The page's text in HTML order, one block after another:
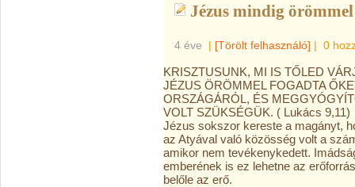
Jézus mindig
4 éve | [Törölt felhasználó] | 0
KRISZTUSUNK, MI IS TŐLED
JÉZUS ÖRÖMMEL FOGADTA
ORSZÁGÁRÓL, ÉS
VOLT SZÜKSÉGÜK. ( Lukács 9,11)
Jézus sokszor kereste a magányt,
az Atyával való közösség volt a
amikor nem tevékenykedett.
emberének is ez lehetne az
belőle az erő.